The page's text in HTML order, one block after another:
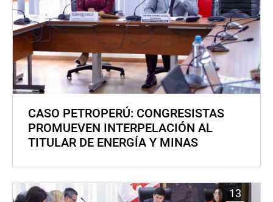
CASO PETROPERÚ: CONGRESISTAS
PROMUEVEN INTERPELACIÓN AL
TITULAR DE ENERGÍA Y MINAS
13